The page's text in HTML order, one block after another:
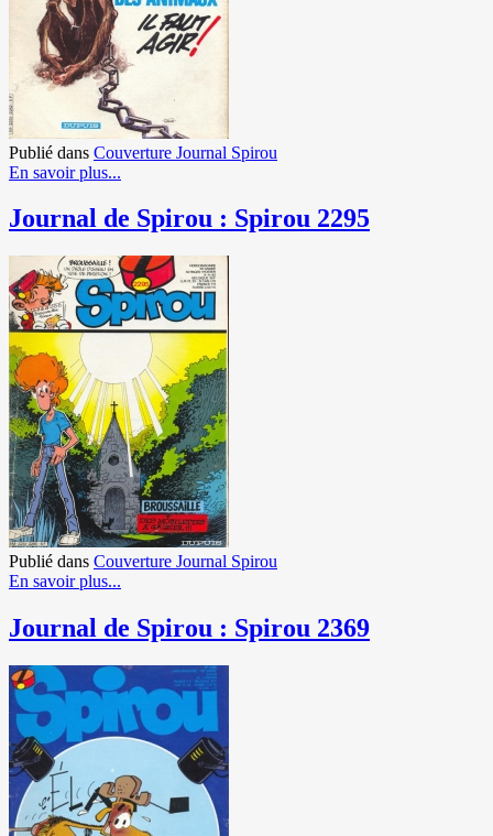
Publié dans Couverture Journal Spirou
En savoir plus...
Journal de Spirou : Spirou 2295
Publié dans Couverture Journal Spirou
En savoir plus...
Journal de Spirou : Spirou 2369